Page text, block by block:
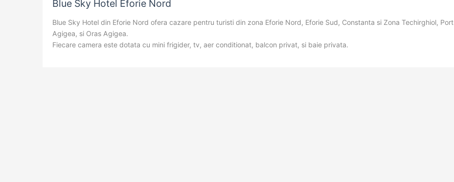
Blue Sky Hotel Eforie Nord
Blue Sky Hotel din Eforie Nord ofera cazare pentru turisti din zona Eforie Nord, Eforie Sud, Constanta si Zona Techirghiol, Port
Agigea, si Oras Agigea.
Fiecare camera este dotata cu mini frigider, tv, aer conditionat, balcon privat, si baie privata.